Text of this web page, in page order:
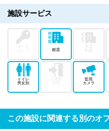
施設サービス
耐震
トイレ
男女別
監視
カメラ
この施設に関連する別のオ